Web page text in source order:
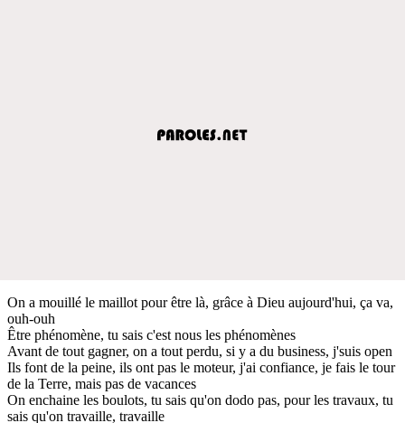
On a mouillé le maillot pour être là, grâce à Dieu aujourd'hui, ça va,
ouh-ouh
Être phénomène, tu sais c'est nous les phénomènes
Avant de tout gagner, on a tout perdu, si y a du business, j'suis open
Ils font de la peine, ils ont pas le moteur, j'ai confiance, je fais le tour
de la Terre, mais pas de vacances
On enchaine les boulots, tu sais qu'on dodo pas, pour les travaux, tu
sais qu'on travaille, travaille